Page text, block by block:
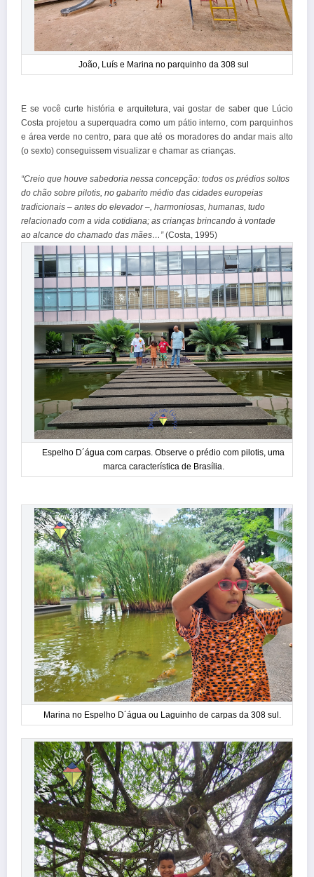
João, Luís e Marina no parquinho da 308 sul
E se você curte história e arquitetura, vai gostar de saber que Lúcio
Costa projetou a superquadra como um pátio interno, com parquinhos
e área verde no centro, para que até os moradores do andar mais alto
(o sexto) conseguissem visualizar e chamar as crianças.
“Creio que houve sabedoria nessa concepção: todos os prédios soltos
do chão sobre pilotis, no gabarito médio das cidades europeias
tradicionais – antes do elevador –, harmoniosas, humanas, tudo
relacionado com a vida cotidiana; as crianças brincando à vontade
ao alcance do chamado das mães…”(Costa, 1995)
Espelho D´água com carpas. Observe o prédio com pilotis, uma
marca característica de Brasília.
Marina no Espelho D´água ou Laguinho de carpas da 308 sul.